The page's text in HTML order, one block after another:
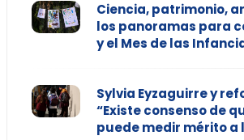
Ciencia, patrimonio,
los panoramas para
y el Mes de las
Sylvia Eyzaguirre y
“Existe consenso de
puede medir mérito a